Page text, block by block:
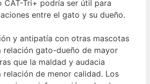
CAT-Tri+ podría ser útil para
entre el gato y su dueño.
y antipatía con otras mascotas
relación gato-dueño de mayor
que la maldad y audacia
relación de menor calidad. Los